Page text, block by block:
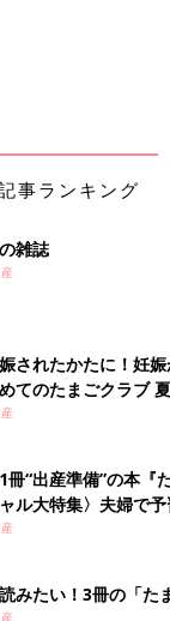
事ランキング
雑誌
されたかたに！妊
てのたまごクラブ 夏
冊“出産準備”の本『
ャル大特集〉夫婦で
みたい！3冊の「た